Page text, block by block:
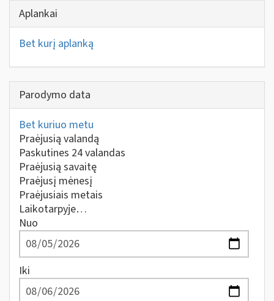
Aplankai
Bet kurį aplanką
Parodymo data
Bet kuriuo metu
Praėjusią valandą
Paskutines 24 valandas
Praėjusią savaitę
Praėjusį mėnesį
Praėjusiais metais
Laikotarpyje…
Nuo
Iki